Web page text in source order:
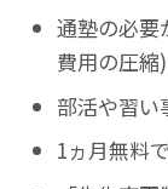
通塾の必要
費用の圧縮)
部活や習い
1ヵ月無料